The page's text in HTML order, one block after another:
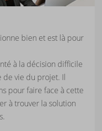
bien et est là pour
à la décision difficile
de vie du projet. Il
pour faire face à cette
à trouver la solution